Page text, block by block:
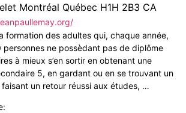
Montréal Québec H1H 2B3 CA
formation des adultes qui, chaque année,
ne possèdant pas de diplôme
à mieux s’en sortir en obtenant une
5, en gardant ou en se trouvant un
un retour réussi aux études, …